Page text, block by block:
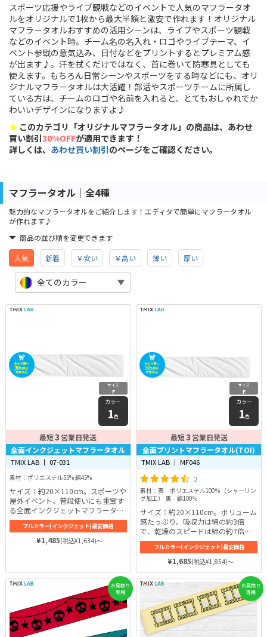
スポーツ応援やライブ観戦などのイベントで人気のマフラータオ
ルをオリジナルで1枚から最大半額と激安で作れます！オリジナル
マフラータオルおすすめの活用シーンは、ライブやスポーツ観戦
などのイベント時。チーム名の名入れ・ロゴやライブテーマ、イ
ベント参戦の意気込み、日付などをプリントするとプレミアム感
が出ます♪。汗を拭くだけではなく、首に巻いて防寒具としても
使えます。もちろん日常シーンやスポーツをする時などにも、オリ
ジナルマフラータオルは大活躍！部活やスポーツチームに所属し
ている方は、チームのロゴや名前を入れると、とてもおしゃれでか
わいいデザインになりますよ♪
★ このカテゴリ「オリジナルマフラータオル」の商品は、あわせ
買い割引30%OFFが適用できます！
詳しくは、 あわせ買い割引のページをご確認ください。
マフラータオル│全4種
魅力的なマフラータオルをご紹介します！エディタで簡単にマフラータオル
が作れます♪
商品の並び順を変更できます
人気
新着 ￥安い ￥高い 薄い 厚い
全てのカラー
サイズ
F
カラー
1色
最短3 営業日発送
全面インクジェットマフラータオル
TMIX LAB 丨 07-031
素材：ポリエステル55% 綿45%
サイズ：約20×110cm。スポーツや
屋外イベント、普段使いにも重宝す
る全面インクジェットマフラータオ
ルです。細長いマフラータオルにな
っているので、ライブイベントなど
で首に巻くことができます！屋外の
イベントなら数枚あってもかさばら
かっこいいデザインマフラータオル
を作成することができます！
フルカラー(インクジェット)最安価格
¥1,485(税込¥1,634)～
サイズ
F
カラー
1色
最短3 営業日発送
全面プリントマフラータオル(TOI)
TMIX LAB 丨 MF046
2
素材：表 ポリエステル100％（シャーリン
グ加工） 裏 綿100％
サイズ：約20×110cm。ボリューム
感たっぷり。吸収力は綿の約3倍
で、乾燥のスピードは綿の約7倍の
ポリエステル100%素材の全面プリ
ントマフラータオル！ソフトな風合
いで、防菌防臭にも優れています。
フルカラー(インクジェット)最安価格
¥1,685(税込¥1,854)～
お見積り
専用
お見積り
専用